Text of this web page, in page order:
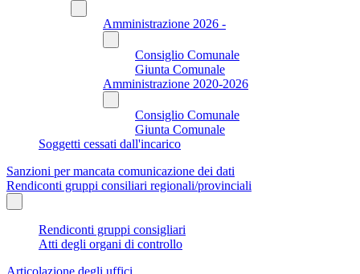
Amministrazione 2026 -
Consiglio Comunale
Giunta Comunale
Amministrazione 2020-2026
Consiglio Comunale
Giunta Comunale
Soggetti cessati dall'incarico
Sanzioni per mancata comunicazione dei dati
Rendiconti gruppi consiliari regionali/provinciali
Rendiconti gruppi consigliari
Atti degli organi di controllo
Articolazione degli uffici